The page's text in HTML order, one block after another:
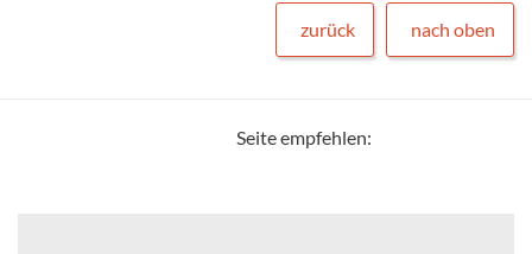
zurück nach oben
Seite empfehlen: